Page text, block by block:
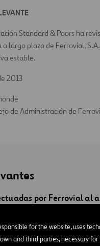
for the website, uses
and third parties, necessary
Standard & Poors ha
largo plazo de Ferrovial, S.A.
estable.
2013
de Administración de
por Ferrovial al
2026